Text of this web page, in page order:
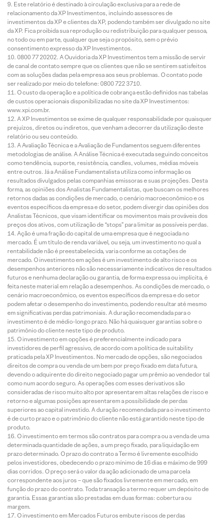
Este relatório é destinado à circulação exclusiva para a rede de
relacionamento da XP Investimentos, incluindo assessores de
investimentos da XP e clientes da XP, podendo também ser divulgado no site
da XP. Fica proibida sua reprodução ou redistribuição para qualquer pessoa,
no todo ou em parte, qualquer que seja o propósito, sem o prévio
consentimento expresso da XP Investimentos.
0800 77 20202. A Ouvidoria da XP Investimentos tem a missão de servir
de canal de contato sempre que os clientes que não se sentirem satisfeitos
com as soluções dadas pela empresa aos seus problemas. O contato pode
ser realizado por meio do telefone: 0800 722 3710.
O custo da operação e a política de cobrança estão definidos nas tabelas
de custos operacionais disponibilizadas no site da XP Investimentos:
www.xpi.com.br.
A XP Investimentos se exime de qualquer responsabilidade por quaisquer
prejuízos, diretos ou indiretos, que venham a decorrer da utilização deste
relatório ou seu conteúdo.
A Avaliação Técnica e a Avaliação de Fundamentos seguem diferentes
metodologias de análise. A Análise Técnica é executada seguindo conceitos
como tendência, suporte, resistência, candles, volumes, médias móveis
entre outros. Já a Análise Fundamentalista utiliza como informação os
resultados divulgados pelas companhias emissoras e suas projeções. Desta
forma, as opiniões dos Analistas Fundamentalistas, que buscam os melhores
retornos dadas as condições de mercado, o cenário macroeconômico e os
eventos específicos da empresa e do setor, podem divergir das opiniões dos
Analistas Técnicos, que visam identificar os movimentos mais prováveis dos
preços dos ativos, com utilização de “stops” para limitar as possíveis perdas.
Ação é uma fração do capital de uma empresa que é negociada no
mercado. É um título de renda variável, ou seja, um investimento no qual a
rentabilidade não é preestabelecida, varia conforme as cotações de
mercado. O investimento em ações é um investimento de alto risco e os
desempenhos anteriores não são necessariamente indicativos de resultados
futuros e nenhuma declaração ou garantia, de forma expressa ou implícita, é
feita neste material em relação a desempenhos. As condições de mercado, o
cenário macroeconômico, os eventos específicos da empresa e do setor
podem afetar o desempenho do investimento, podendo resultar até mesmo
em significativas perdas patrimoniais. A duração recomendada para o
investimento é de médio-longo prazo. Não há quaisquer garantias sobre o
patrimônio do cliente neste tipo de produto.
O investimento em opções é preferencialmente indicado para
investidores de perfil agressivo, de acordo com a política de suitability
praticada pela XP Investimentos. No mercado de opções, são negociados
direitos de compra ou venda de um bem por preço fixado em data futura,
devendo o adquirente do direito negociado pagar um prêmio ao vendedor tal
como num acordo seguro. As operações com esses derivativos são
consideradas de risco muito alto por apresentarem altas relações de risco e
retorno e algumas posições apresentarem a possibilidade de perdas
superiores ao capital investido. A duração recomendada para o investimento
é de curto prazo e o patrimônio do cliente não está garantido neste tipo de
produto.
O investimento em termos são contratos para compra ou a venda de uma
determinada quantidade de ações, a um preço fixado, para liquidação em
prazo determinado. O prazo do contrato a Termo é livremente escolhido
pelos investidores, obedecendo o prazo mínimo de 16 dias e máximo de 999
dias corridos. O preço será o valor da ação adicionado de uma parcela
correspondente aos juros – que são fixados livremente em mercado, em
função do prazo do contrato. Toda transação a termo requer um depósito de
garantia. Essas garantias são prestadas em duas formas: cobertura ou
margem.
O investimento em Mercados Futuros embute riscos de perdas